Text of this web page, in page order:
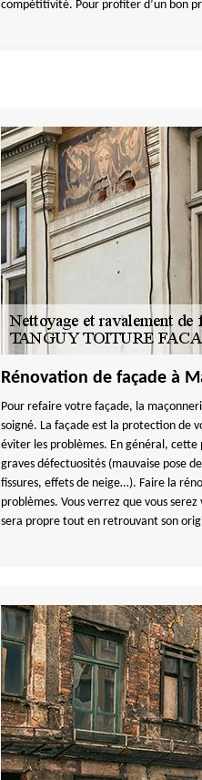
compétitivité. Pour profiter d’un bon
Rénovation de façade à
Pour refaire votre façade, la
soigné. La façade est la protection de
éviter les problèmes. En général,
graves défectuosités (mauvaise pose
fissures, effets de neige…). Faire la
problèmes. Vous verrez que vous
sera propre tout en retrouvant son